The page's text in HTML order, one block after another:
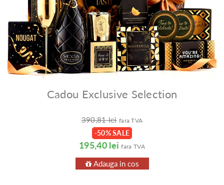
Cadou Exclusive Selection
390,81 lei fara TVA
-50% SALE
195,40 lei fara TVA
Adauga in cos